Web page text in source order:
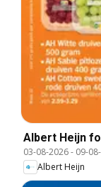
Albert Heijn
03-08-2026- 09-
Albert Heijn